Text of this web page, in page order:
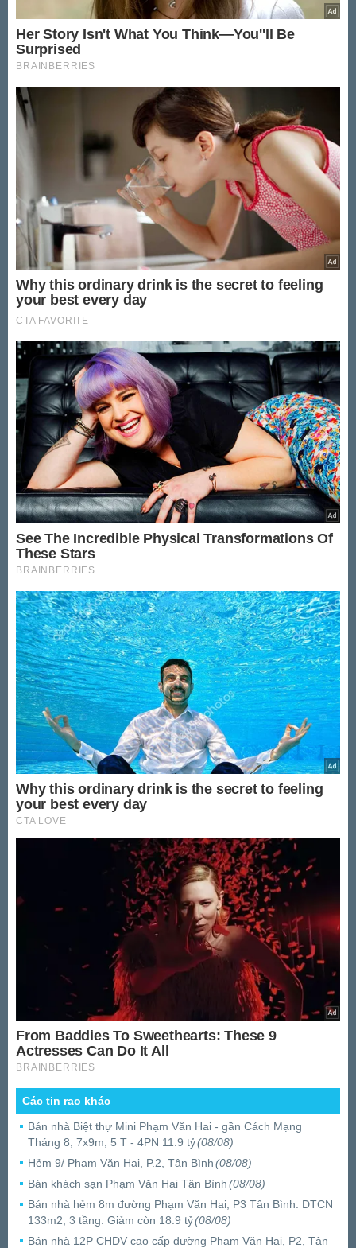
Các tin rao khác
Bán nhà Biệt thự Mini Phạm Văn Hai - gần Cách Mạng
Tháng 8, 7x9m, 5 T - 4PN 11.9 tỷ(08/08)
Hẻm 9/ Phạm Văn Hai, P.2, Tân Bình(08/08)
Bán khách sạn Phạm Văn Hai Tân Bình(08/08)
Bán nhà hẻm 8m đường Phạm Văn Hai, P3 Tân Bình. DTCN
133m2, 3 tầng. Giảm còn 18.9 tỷ(08/08)
Bán nhà 12P CHDV cao cấp đường Phạm Văn Hai, P2, Tân